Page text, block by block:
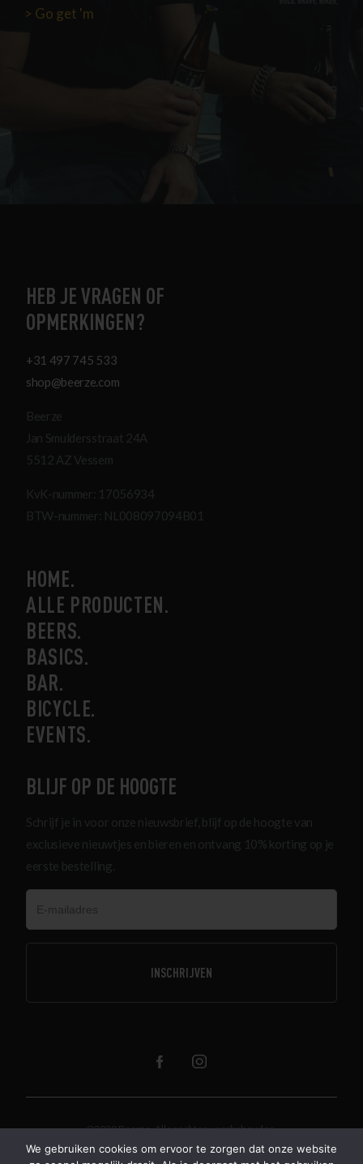
Go get 'm
HEB JE VRAGEN OF
OPMERKINGEN?
+31 497 745 533
shop@beerze.com
Beerze
Jan Smuldersstraat 24A
5512 AZ Vessem
KvK-nummer: 17056934
BTW-nummer: NL008097094B01
BLIJF OP DE HOOGTE
Schrijf je in voor onze nieuwsbrief, blijf op de hoogte van
exclusieve nieuwtjes en bieren en ontvang 10% korting op je
eerste bestelling.
HOME
ALLE PRODUCTEN
BEERS
BASICS
BAR
BICYCLE
EVENTS
@2020 Beerze. Alle rechten voorbehouden.
We gebruiken cookies om ervoor te zorgen dat onze website